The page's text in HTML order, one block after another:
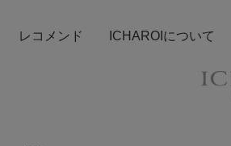
レコメンド ICHAROIについて